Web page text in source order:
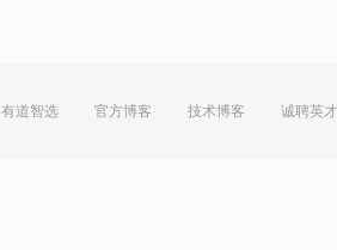
有道智选 官方博客 技术博客 诚聘英才